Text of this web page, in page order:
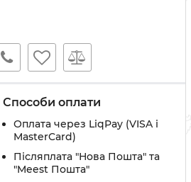
Способи оплати
Оплата через LiqPay (VISA і
MasterCard)
Післяплата "Нова Пошта" та
"Meest Пошта"